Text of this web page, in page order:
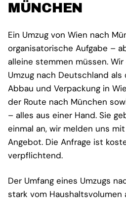
MÜNCHEN
Ein Umzug von Wien nach
organisatorische Aufgabe –
alleine stemmen müssen.
Umzug nach Deutschland als
Abbau und Verpackung in
der Route nach München
– alles aus einer Hand. Sie
einmal an, wir melden uns
Angebot. Die Anfrage ist
verpflichtend.
Der Umfang eines Umzugs
stark vom Haushaltsvolumen